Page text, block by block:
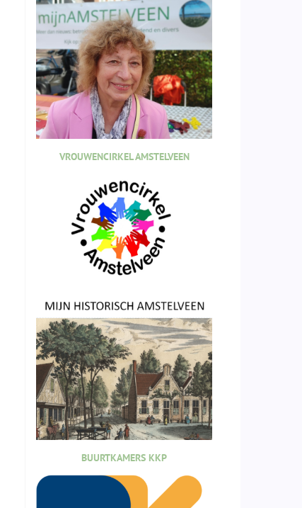
VROUWENCIRKEL AMSTELVEEN
BUURTKAMERS KKP